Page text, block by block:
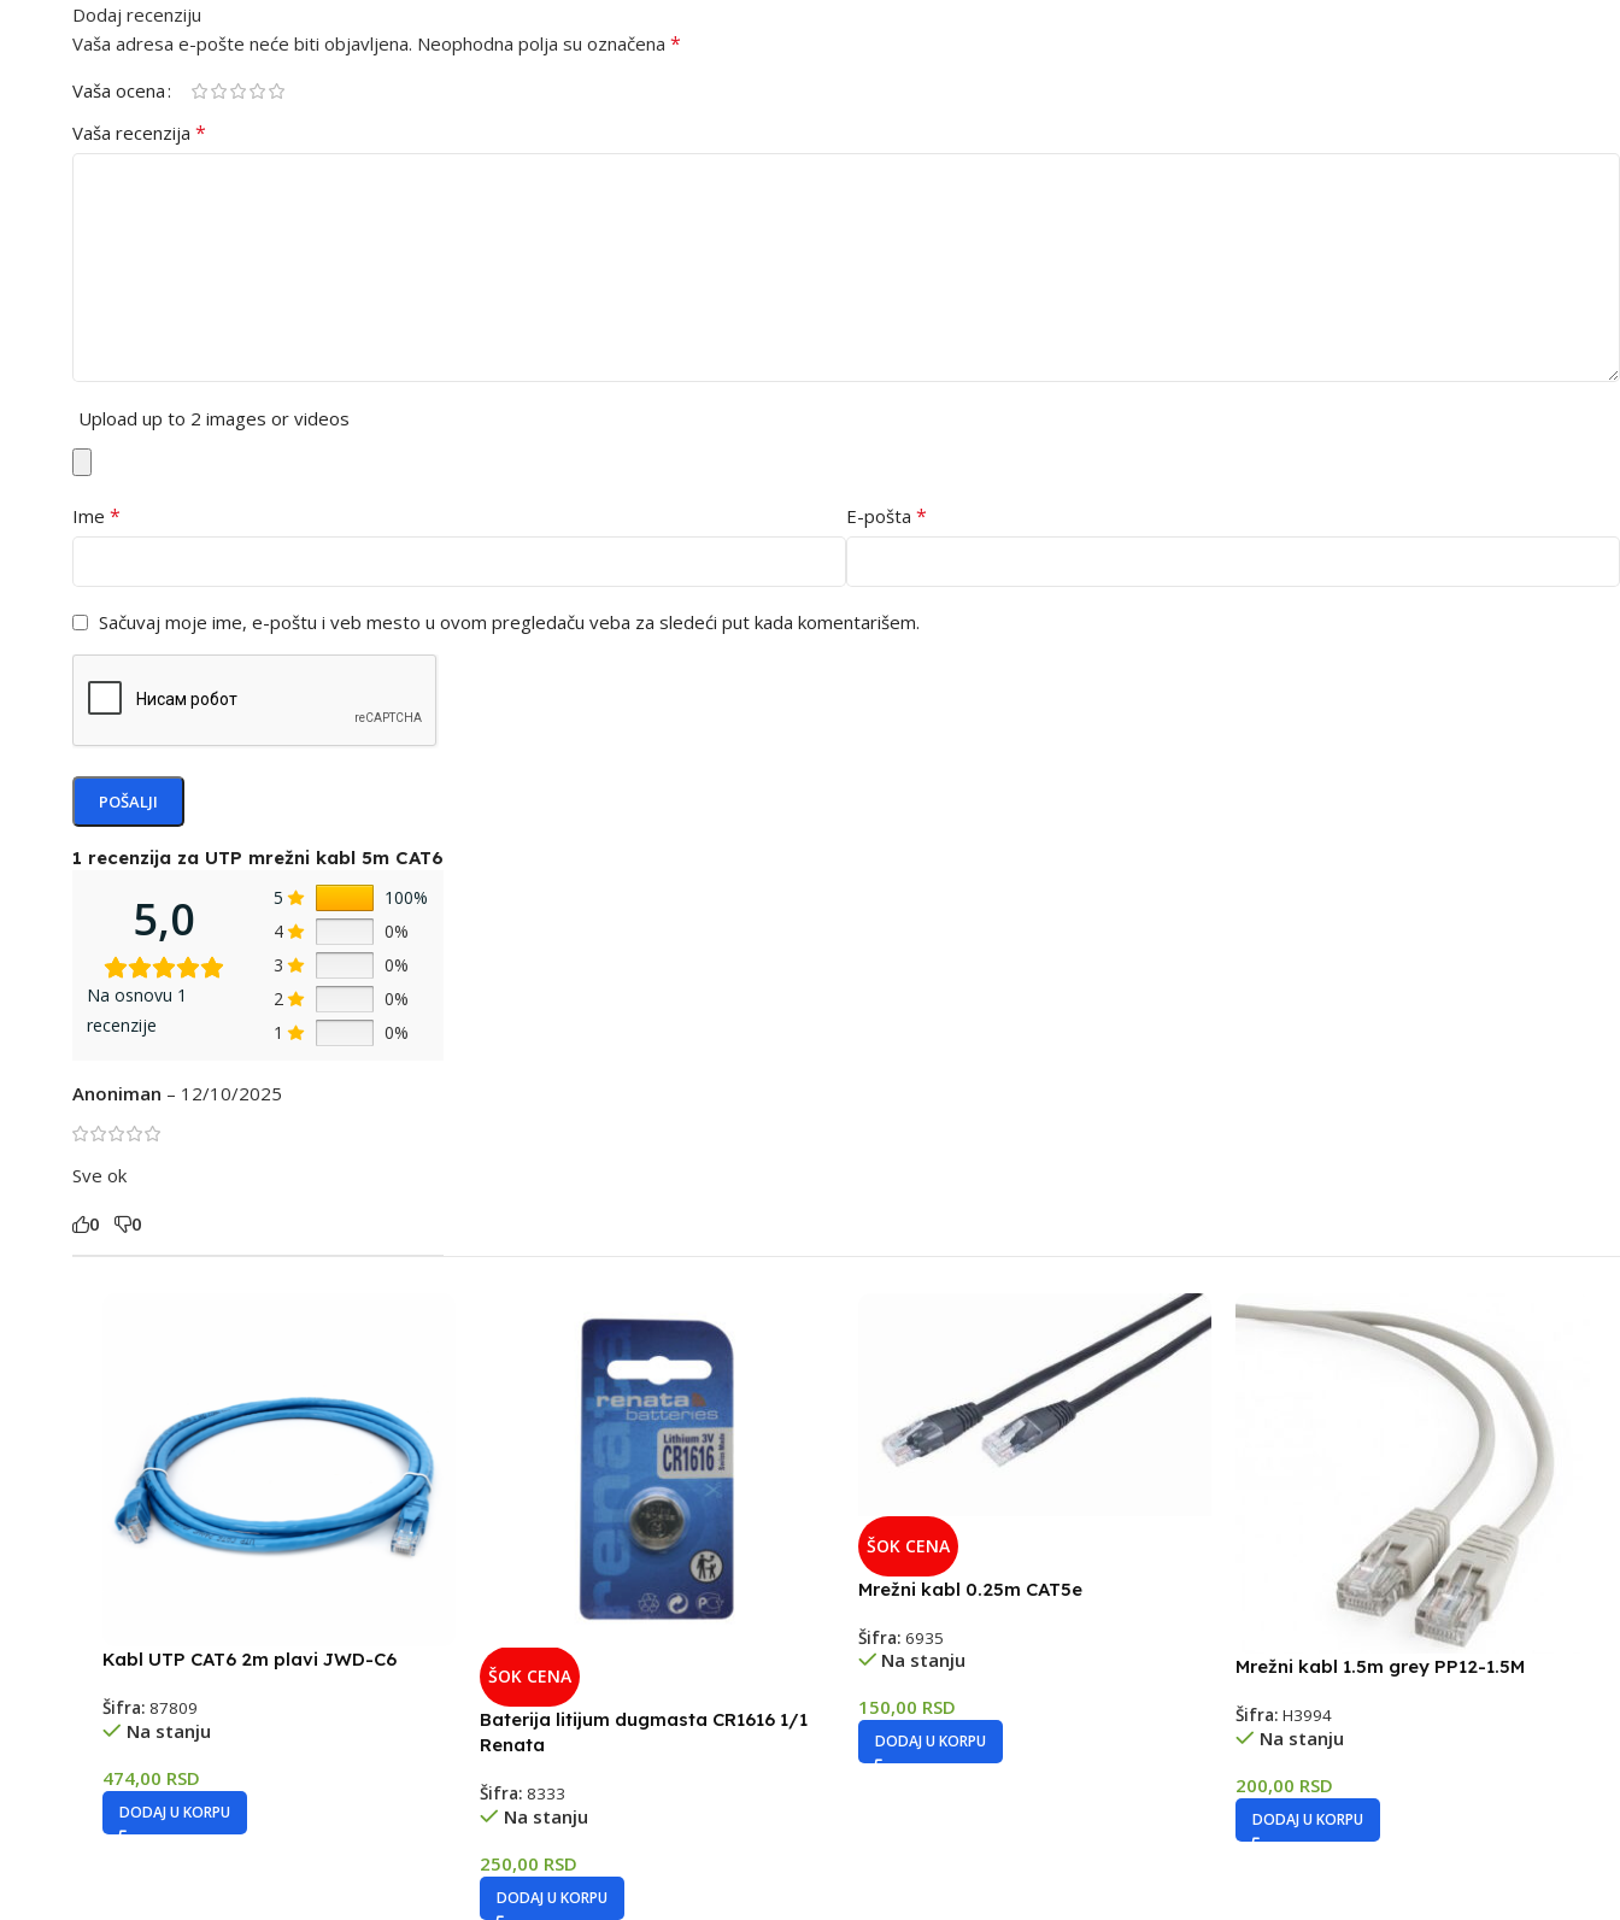
1 recenzija za UTP mrežni kabl 5m CAT6
5,0
Na osnovu 1
recenzije
5
100%
4
0%
3
0%
2
0%
1
0%
Anoniman – 12/10/2025
Sve ok
0 0
Dodaj recenziju
Vaša adresa e-pošte neće biti objavljena. Neophodna polja su označena *
Vaša ocena
Vaša recenzija *
Upload up to 2 images or videos
Ime * E-pošta *
Sačuvaj moje ime, e-poštu i veb mesto u ovom pregledaču veba za sledeći put kada komentarišem.
Kabl UTP CAT6 2m plavi JWD-C6
Šifra: 87809
Na stanju
474,00 RSD
DODAJ U KORPU
ŠOK CENA
Baterija litijum dugmasta CR1616 1/1
Renata
Šifra: 8333
Na stanju
250,00 RSD
DODAJ U KORPU
ŠOK CENA
Mrežni kabl 0.25m CAT5e
Šifra: 6935
Na stanju
150,00 RSD
DODAJ U KORPU
Mrežni kabl 1.5m grey PP12-1.5M
Šifra:H3994
Na stanju
200,00 RSD
DODAJ U KORPU